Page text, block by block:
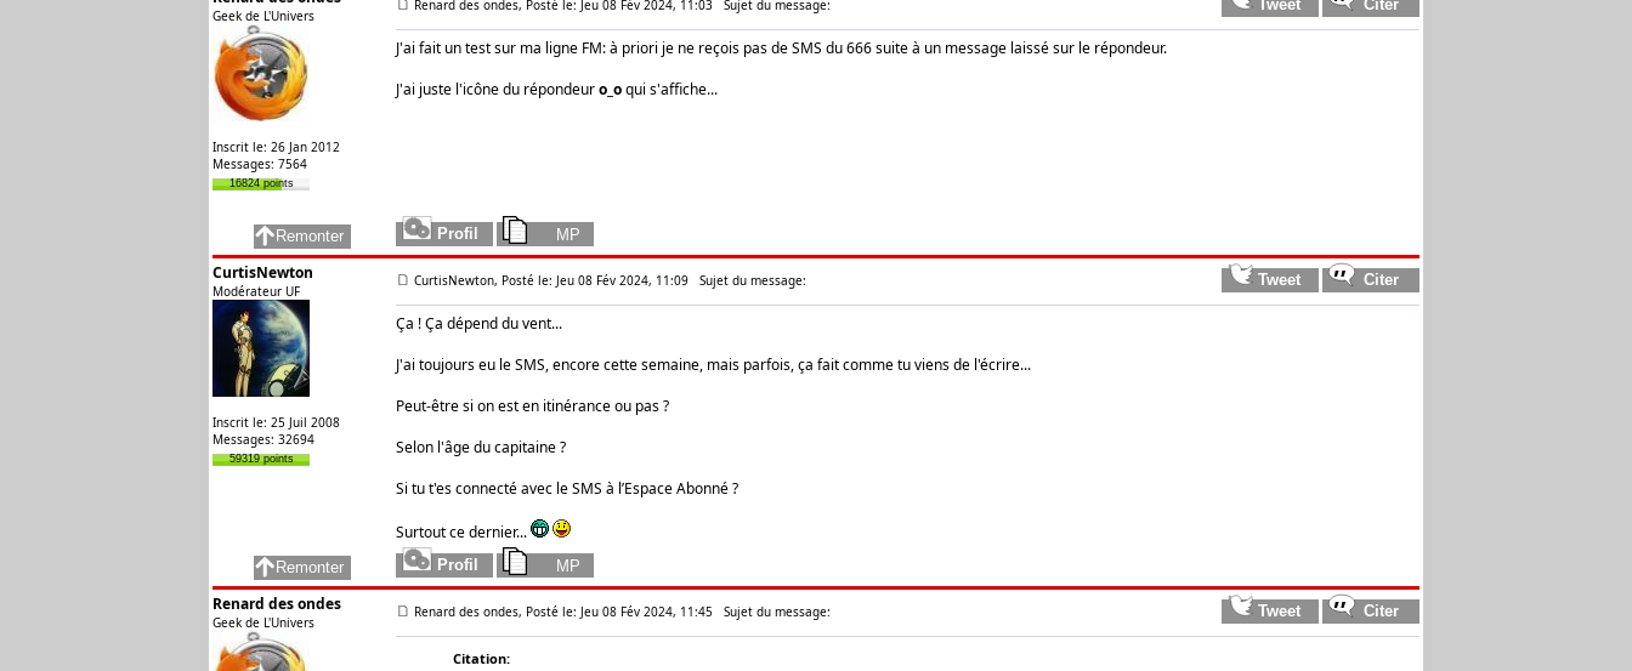
Geek de L'Univers
Inscrit le: 26 Jan 2012
Messages: 7564
16824 points
Renard des ondes, Posté le: Jeu 08 Fév 2024, 11:03 Sujet du message:
J'ai fait un test sur ma ligne FM: à priori je ne reçois pas de SMS du 666 suite à un message laissé sur le répondeur.
J'ai juste l'icône du répondeuro_oqui s'affiche...
CurtisNewton
Modérateur UF
Inscrit le: 25 Juil 2008
Messages: 32694
59319 points
CurtisNewton, Posté le: Jeu 08 Fév 2024, 11:09 Sujet du message:
Ça ! Ça dépend du vent...
J'ai toujours eu le SMS, encore cette semaine, mais parfois, ça fait comme tu viens de l'écrire...
Peut-être si on est en itinérance ou pas ?
Selon l'âge du capitaine ?
Si tu t'es connecté avec le SMS à l’Espace Abonné ?
Surtout ce dernier...
Renard des ondes
Geek de L'Univers
Renard des ondes, Posté le: Jeu 08 Fév 2024, 11:45 Sujet du message:
Citation: